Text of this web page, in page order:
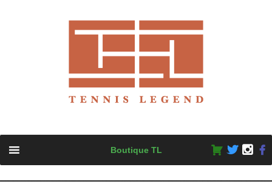
content
Boutique TL